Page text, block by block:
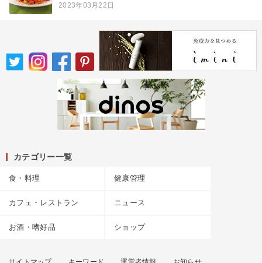
2023年03月22日
カテゴリー一覧
食・料理 健康管理
カフェ・レストラン ニュース
お酒・嗜好品 ショップ